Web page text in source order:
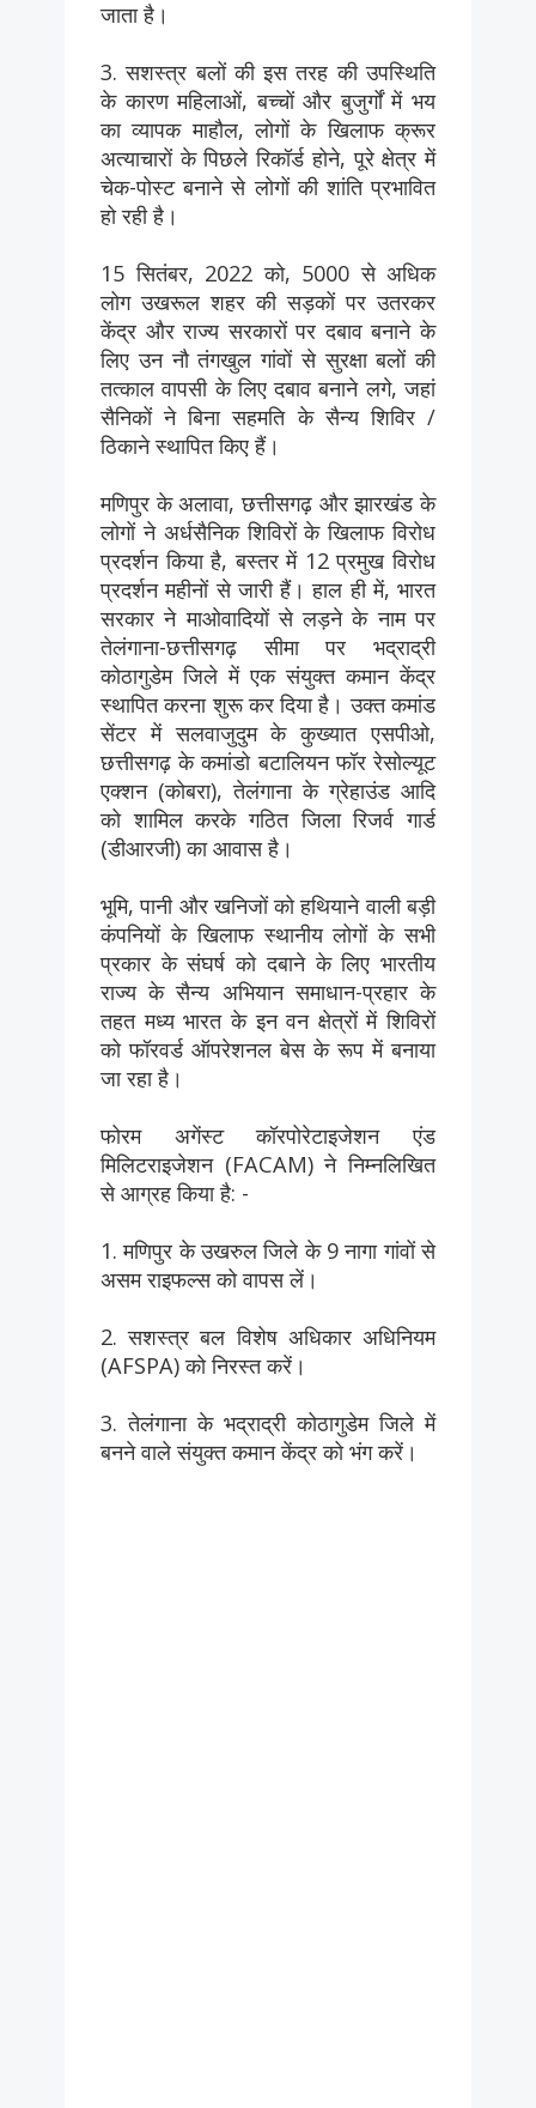
जाता है।
3. सशस्त्र बलों की इस तरह की उपस्थिति
के कारण महिलाओं, बच्चों और बुजुर्गों में भय
का व्यापक माहौल, लोगों के खिलाफ क्रूर
अत्याचारों के पिछले रिकॉर्ड होने, पूरे क्षेत्र में
चेक-पोस्ट बनाने से लोगों की शांति प्रभावित
हो रही है।
15 सितंबर, 2022 को, 5000 से अधिक
लोग उखरूल शहर की सड़कों पर उतरकर
केंद्र और राज्य सरकारों पर दबाव बनाने के
लिए उन नौ तंगखुल गांवों से सुरक्षा बलों की
तत्काल वापसी के लिए दबाव बनाने लगे, जहां
सैनिकों ने बिना सहमति के सैन्य शिविर /
ठिकाने स्थापित किए हैं।
मणिपुर के अलावा, छत्तीसगढ़ और झारखंड के
लोगों ने अर्धसैनिक शिविरों के खिलाफ विरोध
प्रदर्शन किया है, बस्तर में 12 प्रमुख विरोध
प्रदर्शन महीनों से जारी हैं। हाल ही में, भारत
सरकार ने माओवादियों से लड़ने के नाम पर
तेलंगाना-छत्तीसगढ़ सीमा पर भद्राद्री
कोठागुडेम जिले में एक संयुक्त कमान केंद्र
स्थापित करना शुरू कर दिया है। उक्त कमांड
सेंटर में सलवाजुदुम के कुख्यात एसपीओ,
छत्तीसगढ़ के कमांडो बटालियन फॉर रेसोल्यूट
एक्शन (कोबरा), तेलंगाना के ग्रेहाउंड आदि
को शामिल करके गठित जिला रिजर्व गार्ड
(डीआरजी) का आवास है।
भूमि, पानी और खनिजों को हथियाने वाली बड़ी
कंपनियों के खिलाफ स्थानीय लोगों के सभी
प्रकार के संघर्ष को दबाने के लिए भारतीय
राज्य के सैन्य अभियान समाधान-प्रहार के
तहत मध्य भारत के इन वन क्षेत्रों में शिविरों
को फॉरवर्ड ऑपरेशनल बेस के रूप में बनाया
जा रहा है।
फोरम अगेंस्ट कॉरपोरेटाइजेशन एंड
मिलिटराइजेशन (FACAM) ने निम्नलिखित
से आग्रह किया है: -
1. मणिपुर के उखरुल जिले के 9 नागा गांवों से
असम राइफल्स को वापस लें।
2. सशस्त्र बल विशेष अधिकार अधिनियम
(AFSPA) को निरस्त करें।
3. तेलंगाना के भद्राद्री कोठागुडेम जिले में
बनने वाले संयुक्त कमान केंद्र को भंग करें।